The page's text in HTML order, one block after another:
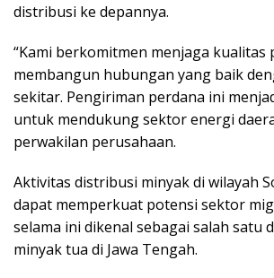
distribusi ke depannya.
“Kami berkomitmen menjaga kualitas
membangun hubungan yang baik
sekitar. Pengiriman perdana ini
untuk mendukung sektor energi
perwakilan perusahaan.
Aktivitas distribusi minyak di wilayah
dapat memperkuat potensi sektor
selama ini dikenal sebagai salah satu
minyak tua di Jawa Tengah.